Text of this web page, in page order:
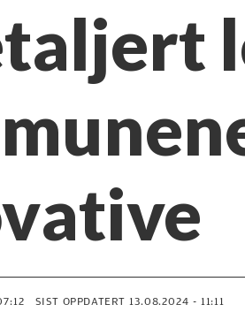
SIST OPPDATERT 13.08.2024 - 11:11